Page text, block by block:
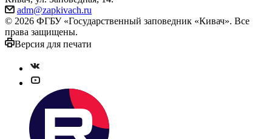
adm@zapkivach.ru
© 2026 ФГБУ «Государственный заповедник «Кивач». Все
права защищены.
Версия для печати